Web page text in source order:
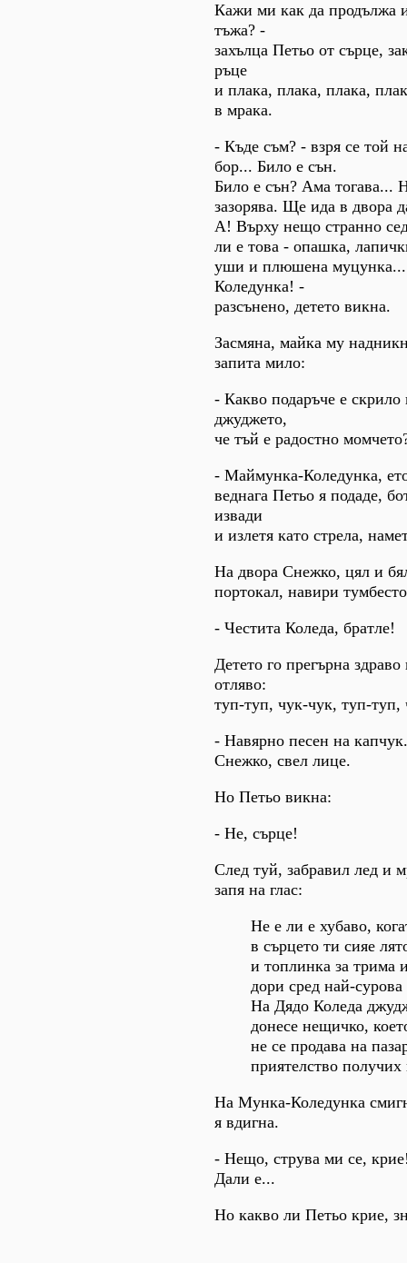
Кажи ми как да продължа
тъжа? -
захълца Петьо от сърце,
ръце
и плака, плака, плака,
в мрака.
- Къде съм? - взря се той
бор... Било е сън.
Било е сън? Ама тогава...
зазорява. Ще ида в двора
А! Върху нещо странно
ли е това - опашка,
уши и плюшена
Коледунка! -
разсънено, детето викна.
Засмяна, майка му
запита мило:
- Какво подаръче е
джуджето,
че тъй е радостно
- Маймунка-Коледунка,
веднага Петьо я подаде,
извади
и излетя като стрела,
На двора Снежко, цял и
портокал, навири
- Честита Коледа, братле!
Детето го прегърна
отляво:
туп-туп, чук-чук, туп-туп,
- Навярно песен на
Снежко, свел лице.
Но Петьо викна:
- Не, сърце!
След туй, забравил лед и
запя на глас:
Не е ли е хубаво,
в сърцето ти сияе
и топлинка за трима
дори сред най-
На Дядо Коледа
донесе нещичко,
не се продава на
приятелство получих
На Мунка-Коледунка
я вдигна.
- Нещо, струва ми се,
Дали е...
Но какво ли Петьо крие,